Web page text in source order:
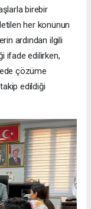
birebir
her konunun
ardından ilgili
ifade edilirken,
çözüme
edildiği